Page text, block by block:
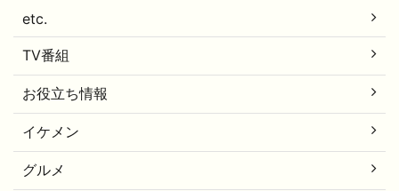
etc.
TV番組
お役立ち情報
イケメン
グルメ